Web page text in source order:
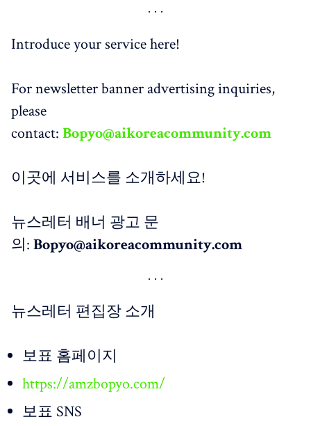
Introduce your service here!
For newsletter banner advertising inquiries,
please
contact: Bopyo@aikoreacommunity.com
이곳에 서비스를 소개하세요!
뉴스레터 배너 광고 문
의: Bopyo@aikoreacommunity.com
뉴스레터 편집장 소개
보표 홈페이지
https://amzbopyo.com/
보표 SNS